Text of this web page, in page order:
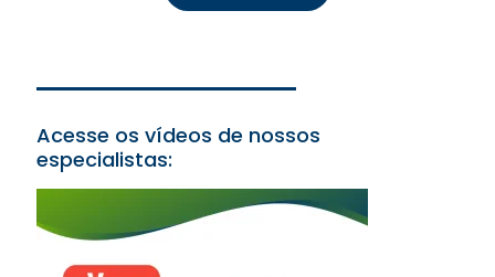
Acesse os vídeos de nossos
especialistas: